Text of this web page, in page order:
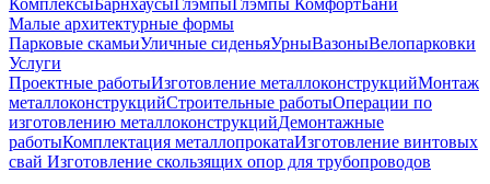
КомплексыБарнхаусыГлэмпыГлэмпы КомфортБани
Малые архитектурные формы
Парковые скамьиУличные сиденьяУрныВазоныВелопарковки
Услуги
Проектные работыИзготовление металлоконструкцийМонтаж
металлоконструкцийСтроительные работыОперации по
изготовлению металлоконструкцийДемонтажные
работыКомплектация металлопрокатаИзготовление винтовых
свай Изготовление скользящих опор для трубопроводов